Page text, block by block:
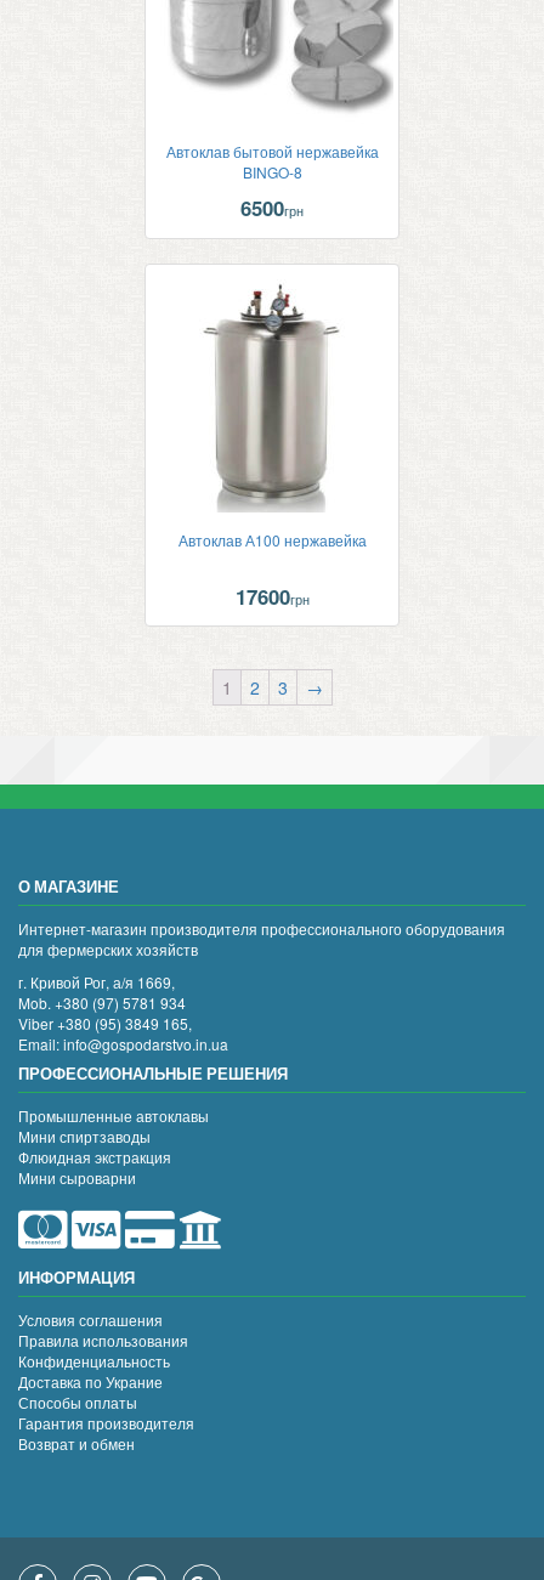
Автоклав бытовой нержавейка
BINGO-8
6500грн
Автоклав А100 нержавейка
17600грн
1 2 3 →
О МАГАЗИНЕ
Интернет-магазин производителя профессионального оборудования
для фермерских хозяйств
г. Кривой Рог, а/я 1669,
Mob. +380 (97) 5781 934
Viber +380 (95) 3849 165,
Email: info@gospodarstvo.in.ua
ПРОФЕССИОНАЛЬНЫЕ РЕШЕНИЯ
Промышленные автоклавы
Мини спиртзаводы
Флюидная экстракция
Мини сыроварни
ИНФОРМАЦИЯ
Условия соглашения
Правила использования
Конфиденциальность
Доставка по Украние
Способы оплаты
Гарантия производителя
Возврат и обмен